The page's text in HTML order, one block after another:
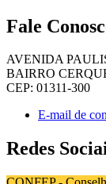
Fale
AVENIDA
BAIRRO
CEP: 01311-300
E-mail de
Redes